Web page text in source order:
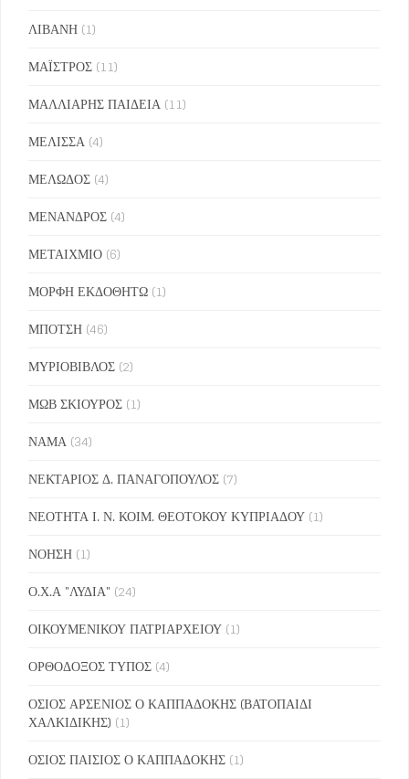
ΛΙΒΑΝΗ (1)
ΜΑΪΣΤΡΟΣ (11)
ΜΑΛΛΙΑΡΗΣ ΠΑΙΔΕΙΑ (11)
ΜΕΛΙΣΣΑ (4)
ΜΕΛΩΔΟΣ (4)
ΜΕΝΑΝΔΡΟΣ (4)
ΜΕΤΑΙΧΜΙΟ (6)
ΜΟΡΦΗ ΕΚΔΟΘΗΤΩ (1)
ΜΠΟΤΣΗ (46)
ΜΥΡΙΟΒΙΒΛΟΣ (2)
ΜΩΒ ΣΚΙΟΥΡΟΣ (1)
ΝΑΜΑ (34)
ΝΕΚΤΑΡΙΟΣ Δ. ΠΑΝΑΓΟΠΟΥΛΟΣ (7)
ΝΕΟΤΗΤΑ Ι. Ν. ΚΟΙΜ. ΘΕΟΤΟΚΟΥ ΚΥΠΡΙΑΔΟΥ (1)
ΝΟΗΣΗ (1)
Ο.Χ.Α "ΛΥΔΙΑ" (24)
ΟΙΚΟΥΜΕΝΙΚΟΥ ΠΑΤΡΙΑΡΧΕΙΟΥ (1)
ΟΡΘΟΔΟΞΟΣ ΤΥΠΟΣ (4)
ΟΣΙΟΣ ΑΡΣΕΝΙΟΣ Ο ΚΑΠΠΑΔΟΚΗΣ (ΒΑΤΟΠΑΙΔΙ
ΧΑΛΚΙΔΙΚΗΣ) (1)
ΟΣΙΟΣ ΠΑΙΣΙΟΣ Ο ΚΑΠΠΑΔΟΚΗΣ (1)